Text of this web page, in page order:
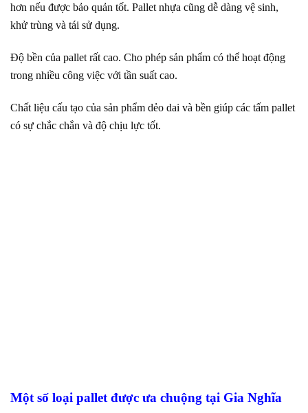
hơn nếu được bảo quản tốt. Pallet nhựa cũng dễ dàng vệ sinh,
khử trùng và tái sử dụng.
Độ bền của pallet rất cao. Cho phép sản phẩm có thể hoạt động
trong nhiều công việc với tần suất cao.
Chất liệu cấu tạo của sản phẩm dẻo dai và bền giúp các tấm pallet
có sự chắc chắn và độ chịu lực tốt.
Một số loại pallet được ưa chuộng tại Gia Nghĩa